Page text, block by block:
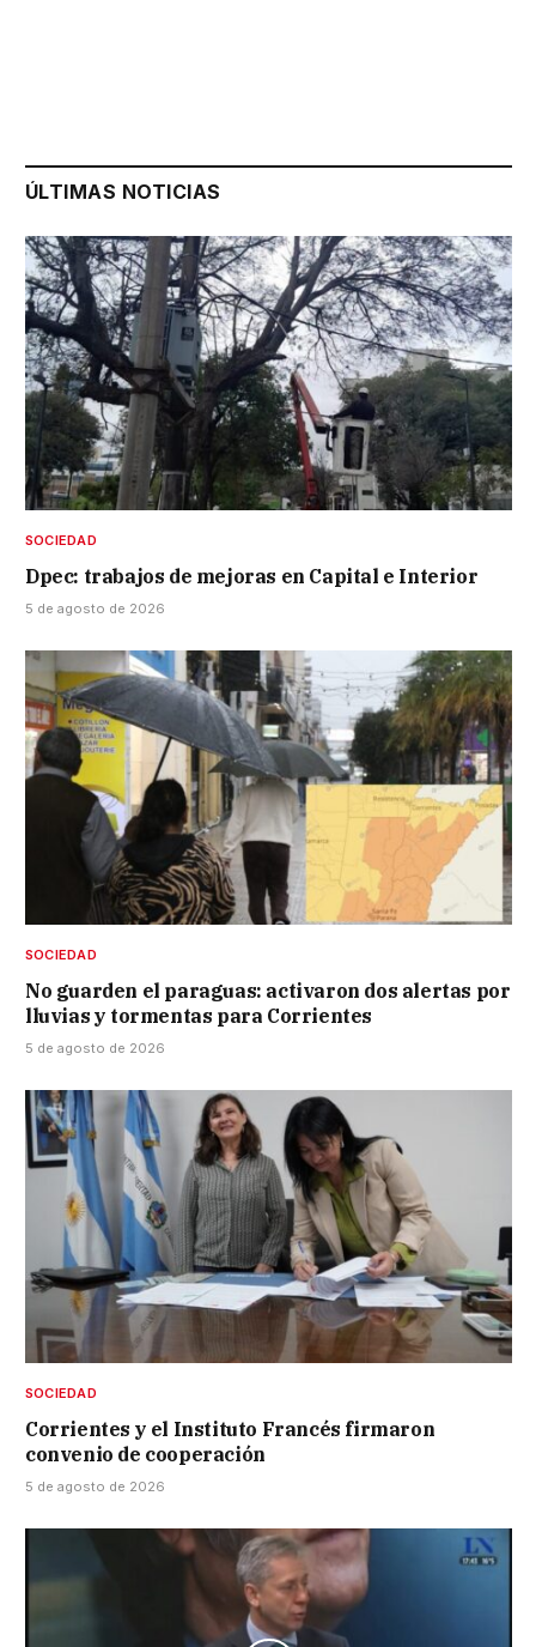
ÚLTIMAS NOTICIAS
SOCIEDAD
Dpec: trabajos de mejoras en Capital e Interior
5 de agosto de 2026
SOCIEDAD
No guarden el paraguas: activaron dos alertas por
lluvias y tormentas para Corrientes
5 de agosto de 2026
SOCIEDAD
Corrientes y el Instituto Francés firmaron
convenio de cooperación
5 de agosto de 2026